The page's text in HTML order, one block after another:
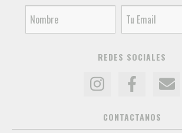
REDES SOCIALES
CONTACTANOS